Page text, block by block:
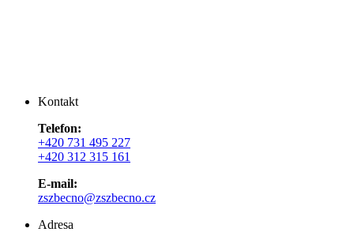
Kontakt
Telefon:
+420 731 495 227
+420 312 315 161
E-mail:
zszbecno@zszbecno.cz
Adresa